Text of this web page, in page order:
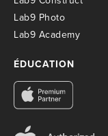
Lab9 Photo
Lab9 Academy
ÉDUCATION